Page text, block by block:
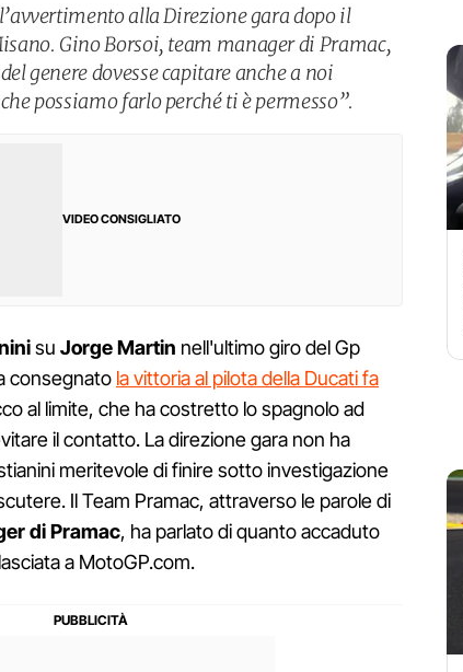
alla Direzione gara dopo il
Gino Borsoi, team manager di Pramac,
genere dovesse capitare anche a noi
possiamo farlo perché ti è permesso”.
VIDEO CONSIGLIATO
su Jorge Martin nell'ultimo giro del Gp
consegnato la vittoria al pilota della Ducati fa
al limite, che ha costretto lo spagnolo ad
il contatto. La direzione gara non ha
meritevole di finire sotto investigazione
Il Team Pramac, attraverso le parole di
di Pramac, ha parlato di quanto accaduto
a MotoGP.com.